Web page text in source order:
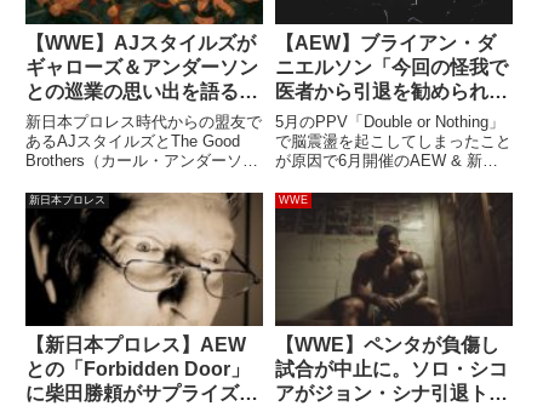
【WWE】AJスタイルズが
ギャローズ＆アンダーソン
との巡業の思い出を語る
「ずっと同じ話をしていた
んだよ…頭が変になりそう
だった」
新日本プロレス時代からの盟友で
あるAJスタイルズとThe Good
Brothers（カール・アンダーソン
ソードには事欠きません。アンギ
ャロがホストを務めるPpodcast
番組に出演した際、かつてAJが
「チーム...
【AEW】ブライアン・ダ
ニエルソン「今回の怪我で
医者から引退を勧められる
かと思った」
5月のPPV「Double or Nothing」
で脳震盪を起こしてしまったこと
が原因で6月開催のAEW & 新日
「Forbidden Door」に出場できな
かったブライアン・ダニエルソ
ン。彼は2016年に「度重なる脳
新日本プロレス
【新日本プロレス】AEW
との「Forbidden Door」
に柴田勝頼がサプライズ登
WWE
【WWE】ペンタが負傷し
試合が中止に。ソロ・シコ
アがジョン・シナ引退トー